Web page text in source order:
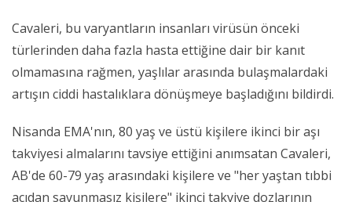
Cavaleri, bu varyantların insanları virüsün önceki
türlerinden daha fazla hasta ettiğine dair bir kanıt
olmamasına rağmen, yaşlılar arasında bulaşmalardaki
artışın ciddi hastalıklara dönüşmeye başladığını bildirdi.
Nisanda EMA'nın, 80 yaş ve üstü kişilere ikinci bir aşı
takviyesi almalarını tavsiye ettiğini anımsatan Cavaleri,
AB'de 60-79 yaş arasındaki kişilere ve "her yaştan tıbbi
açıdan savunmasız kişilere" ikinci takviye dozlarının